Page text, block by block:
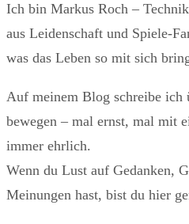
Ich bin Markus Roch –
aus Leidenschaft und Spiele-
was das Leben so mit sich
Auf meinem Blog schreibe ich
bewegen – mal ernst, mal mit
immer ehrlich.
Wenn du Lust auf Gedanken,
Meinungen hast, bist du hier